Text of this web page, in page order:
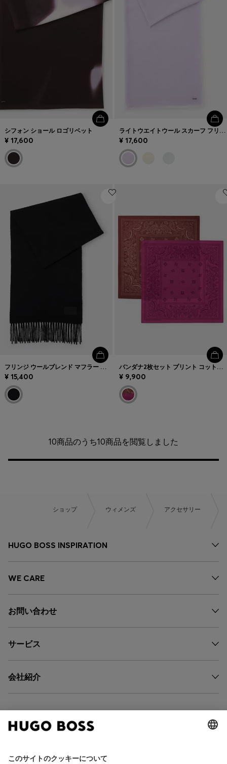
シフォン ショール ロゴリベット
¥ 17,600
ライトウエイトウール スカーフ フリンジトリム
¥ 17,600
フリンジ ウールブレンド マフラー ロゴラベル
¥ 15,400
バンダナ2枚セット プリント コットンポプリン
¥ 9,900
10商品のうち10商品を閲覧しました
ショップ ウィメンズ アクセサリー
HUGO BOSS INSPIRATION
WE CARE
お問い合わせ
サービス
会社紹介
FOLLOW US